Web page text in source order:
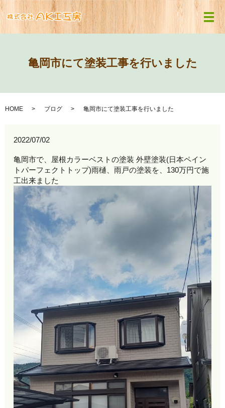
メ
亀岡市にて塗装工事を行いました
HOME ブログ 亀岡市にて塗装工事を行いました
2022/07/02
亀岡市で、屋根カラーベストの塗装 外壁塗装(日本ペイン
トパーフェクトトップ)雨樋、雨戸の塗装を、130万円で施
工出来ました